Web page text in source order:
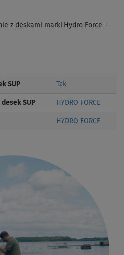
z deskami marki Hydro Force -
SUP Tak
SUP HYDRO FORCE
HYDRO FORCE